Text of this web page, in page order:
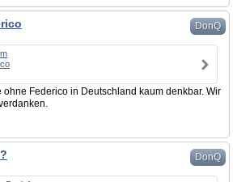
DonQ
Federico in Deutschland kaum denkbar. Wir
DonQ